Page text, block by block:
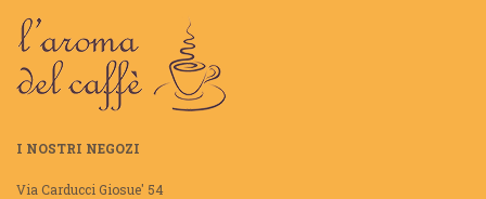
I NOSTRI NEGOZI
Via Carducci Giosue' 54